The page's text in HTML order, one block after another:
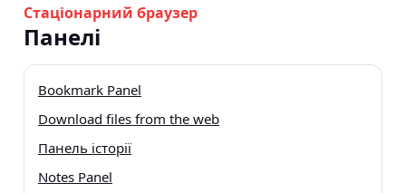
Стаціонарний браузер
Панелі
Bookmark Panel
Download files from the web
Панель історії
Notes Panel